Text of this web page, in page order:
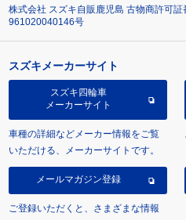
株式会社 スズキ自販鹿児島 古物商許可
961020040146号
スズキメーカーサイト
スズキ四輪車
メーカーサイト
車種の詳細などメーカー情報をご覧
いただける、メーカーサイトです。
メールマガジン登録
ご登録いただくと、さまざまな情報